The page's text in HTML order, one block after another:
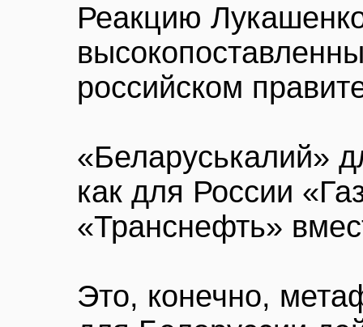
Реакцию
российском
«Беларуськалий»
как для России
«Транснефть»
Это, конечно,